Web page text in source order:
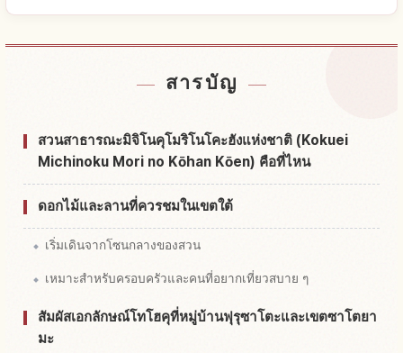
Kohan Kouen
หากิจกรรมในสวนสาธารณะ Kokuei Michinoku Mori
No Kohan Kouen
สารบัญ
สวนสาธารณะมิจิโนคุโมริโนโคะฮังแห่งชาติ (Kokuei
Michinoku Mori no Kōhan Kōen) คือที่ไหน
ดอกไม้และลานที่ควรชมในเขตใต้
เริ่มเดินจากโซนกลางของสวน
เหมาะสำหรับครอบครัวและคนที่อยากเที่ยวสบาย ๆ
สัมผัสเอกลักษณ์โทโฮคุที่หมู่บ้านฟุรุซาโตะและเขตซาโตยา
มะ